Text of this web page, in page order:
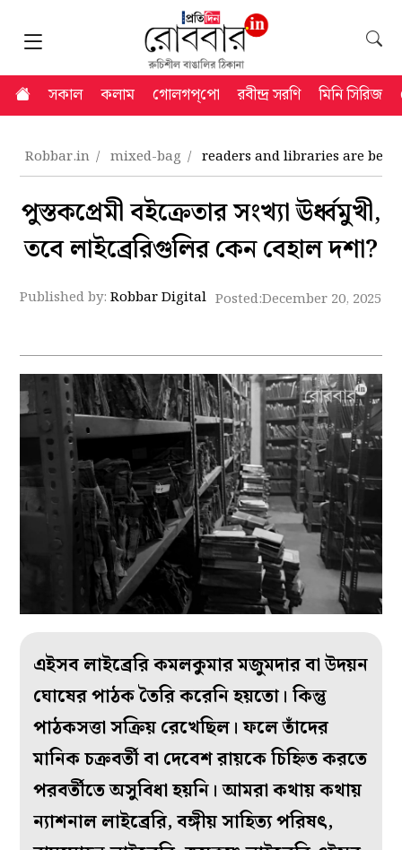
সকাল কলাম গোলগপ্‌পো রবীন্দ্র সরণি মিনি সিরিজ
Robbar.in mixed-bag readers and libraries are
পুস্তকপ্রেমী বইক্রেতার সংখ্যা ঊর্ধ্বমুখী,
তবে লাইব্রেরিগুলির কেন বেহাল দশা?
Published by:Robbar Digital Posted:December 20, 2025
এইসব লাইব্রেরি কমলকুমার মজুমদার বা উদয়ন
ঘোষের পাঠক তৈরি করেনি হয়তো। কিন্তু
পাঠকসত্তা সক্রিয় রেখেছিল। ফলে তাঁদের
মানিক চক্রবর্তী বা দেবেশ রায়কে চিহ্নিত করতে
পরবর্তীতে অসুবিধা হয়নি। আমরা কথায় কথায়
ন্যাশনাল লাইব্রেরি, বঙ্গীয় সাহিত্য পরিষৎ,